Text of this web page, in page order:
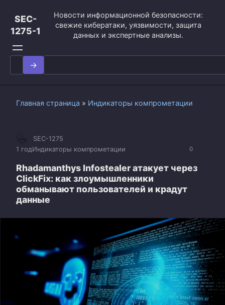
контенту
SEC-
1275-1
Новости информационной безопасности:
свежие кибератаки, уязвимости, защита
данных и экспертные анализы.
Search
for:
Главная страница » Индикаторы компрометации
0
SEC-1275
1 годИндикаторы компрометации
Rhadamanthys Infostealer атакует через
ClickFix: как злоумышленники
обманывают пользователей и крадут
данные